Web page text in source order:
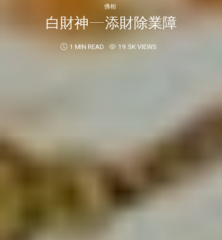
佛相
白財神—添財除業障
1 MIN READ 19.5K VIEWS